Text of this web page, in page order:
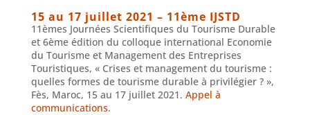
15 au 17 juillet 2021 – 11ème IJSTD
11èmes Journées Scientifiques du Tourisme Durable
et 6ème édition du colloque international Economie
du Tourisme et Management des Entreprises
Touristiques, « Crises et management du tourisme :
quelles formes de tourisme durable à privilégier ? »,
Fès, Maroc, 15 au 17 juillet 2021. Appel à
communications.